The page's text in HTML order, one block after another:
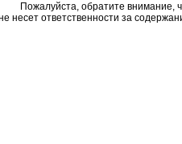
Пожалуйста, обратите внимание,
несет ответственности за